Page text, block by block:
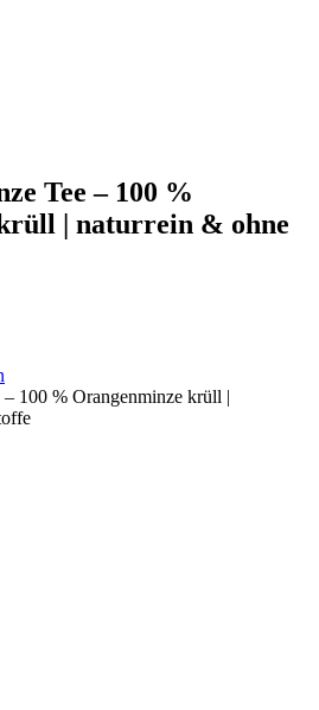
Tee – 100 %
| naturrein & ohne